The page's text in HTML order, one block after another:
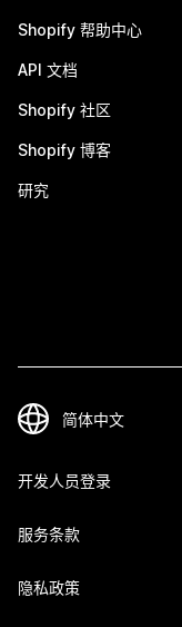
Shopify 帮助中心
API 文档
Shopify 社区
Shopify 博客
研究
开发人员登录
服务条款
隐私政策